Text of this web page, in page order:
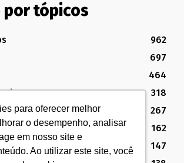
para oferecer melhor
o desempenho, analisar
em nosso site e
Ao utilizar este site, você
por tópicos
962
697
464
318
e Institucional
267
162
147